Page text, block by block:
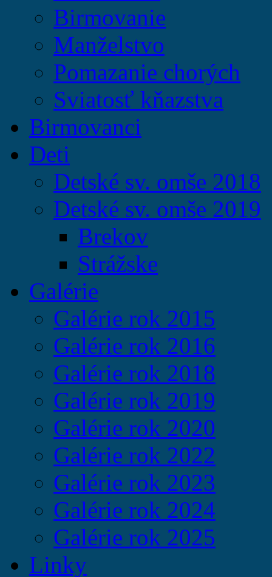
Birmovanie
Manželstvo
Pomazanie chorých
Sviatosť kňazstva
Birmovanci
Deti
Detské sv. omše 2018
Detské sv. omše 2019
Brekov
Strážske
Galérie
Galérie rok 2015
Galérie rok 2016
Galérie rok 2018
Galérie rok 2019
Galérie rok 2020
Galérie rok 2022
Galérie rok 2023
Galérie rok 2024
Galérie rok 2025
Linky